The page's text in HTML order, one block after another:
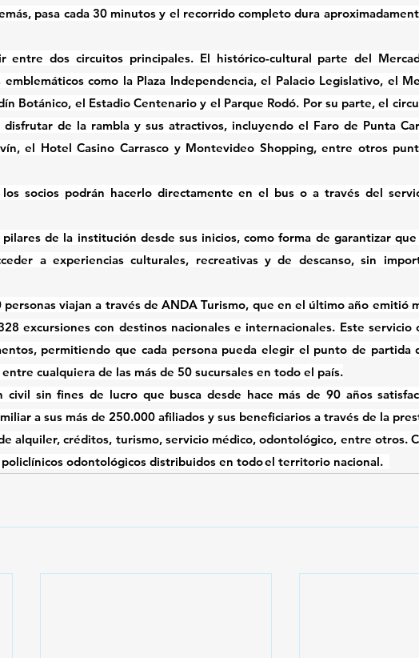
pasa cada 30 minutos y el recorrido completo dura
entre dos circuitos principales. El histórico-cultural parte del
como la Plaza Independencia, el Palacio Legislativo, el
Botánico, el Estadio Centenario y el Parque Rodó. Por su parte, el
de la rambla y sus atractivos, incluyendo el Faro de Punta
el Hotel Casino Carrasco y Montevideo Shopping, entre otros
socios podrán hacerlo directamente en el bus o a través del
de la institución desde sus inicios, como forma de garantizar
a experiencias culturales, recreativas y de descanso, sin
personas viajan a través de ANDA Turismo, que en el último año emitió
excursiones con destinos nacionales e internacionales. Este servicio
permitiendo que cada persona pueda elegir el punto de partida
cualquiera de las más de 50 sucursales en todo el país.
civil sin fines de lucro que busca desde hace más de 90 años
a sus más de 250.000 afiliados y sus beneficiarios a través de la
alquiler, créditos, turismo, servicio médico, odontológico, entre otros.
odontológicos distribuidos en todo el territorio nacional.​